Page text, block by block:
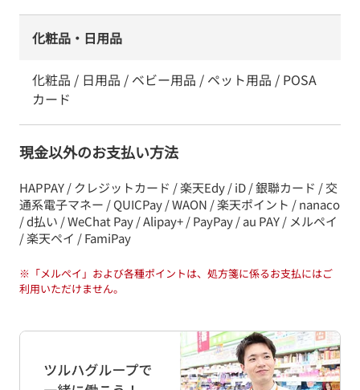
化粧品・日用品
化粧品 / 日用品 / ベビー用品 / ペット用品 / POSA
カード
現金以外のお支払い方法
HAPPAY / クレジットカード / 楽天Edy / iD / 銀聯カード / 交
通系電子マネー / QUICPay / WAON / 楽天ポイント / nanaco
/ d払い / WeChat Pay / Alipay+ / PayPay / au PAY / メルペイ
/ 楽天ペイ / FamiPay
※ 「メルペイ」および各種ポイントは、処方箋に係るお支払にはご
利用いただけません。